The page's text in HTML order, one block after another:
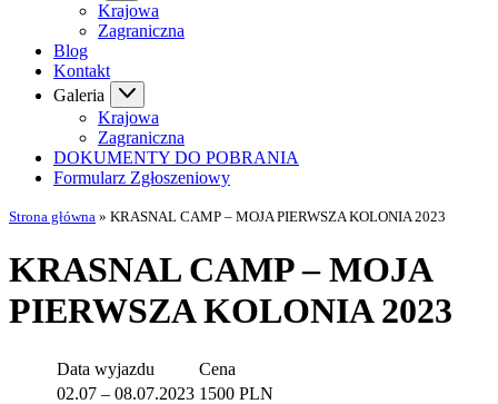
Krajowa
Zagraniczna
Blog
Kontakt
Galeria
Krajowa
Zagraniczna
DOKUMENTY DO POBRANIA
Formularz Zgłoszeniowy
Strona główna » KRASNAL CAMP – MOJA PIERWSZA KOLONIA 2023
KRASNAL CAMP – MOJA
PIERWSZA KOLONIA 2023
Data wyjazdu
Cena
02.07 – 08.07.2023 1500 PLN